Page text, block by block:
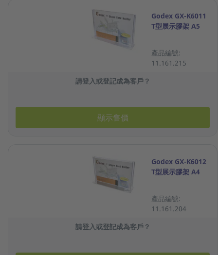
Godex GX-K6011
T型展示膠架 A5
產品編號:
11.161.215
請登入或登記成為客戶？
顯示售價
Godex GX-K6012
T型展示膠架 A4
產品編號:
11.161.204
請登入或登記成為客戶？